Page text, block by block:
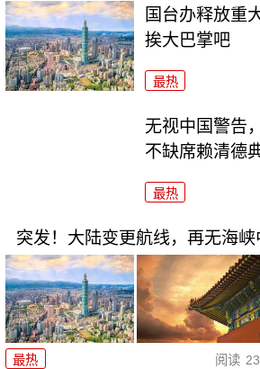
国台办释放重
挨大巴掌吧
最热
无视中国警告
不缺席赖清德
最热
突发！大陆变更航线，再无海
最热 阅读